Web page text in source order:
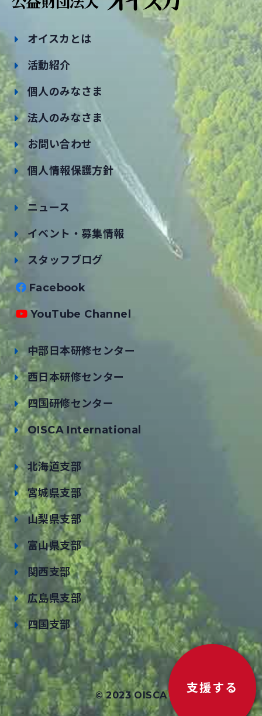
支援する
オイスカとは
活動紹介
個人のみなさま
法人のみなさま
お問い合わせ
個人情報保護方針
ニュース
イベント・募集情報
スタッフブログ
Facebook
YouTube Channel
中部日本研修センター
西日本研修センター
四国研修センター
OISCA International
北海道支部
宮城県支部
山梨県支部
富山県支部
関西支部
広島県支部
四国支部
© 2023 OISCA